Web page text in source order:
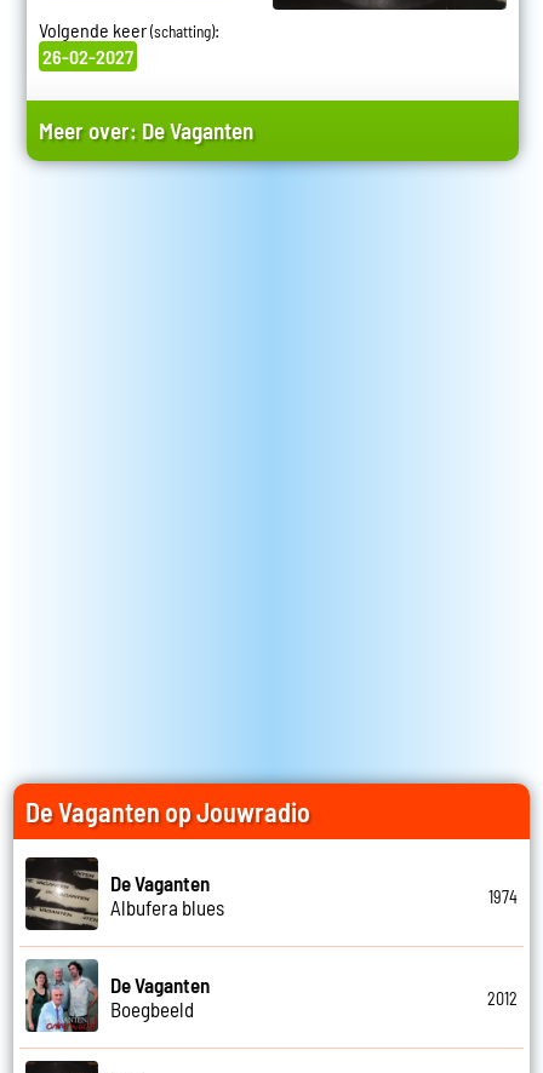
Volgende keer(schatting):
26-02-2027
Meer over: De Vaganten
De Vaganten op Jouwradio
De Vaganten
Albufera blues
1974
De Vaganten
Boegbeeld
2012